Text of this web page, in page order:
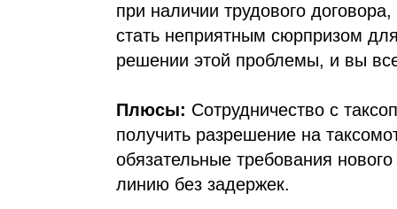
при наличии трудового
стать неприятным сюрпризом
решении этой проблемы, и вы
Плюсы: Сотрудничество с
получить разрешение на
обязательные требования
линию без задержек.